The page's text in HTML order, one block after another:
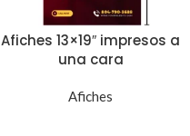
Afiches 13×19″ impresos a
una cara
Afiches